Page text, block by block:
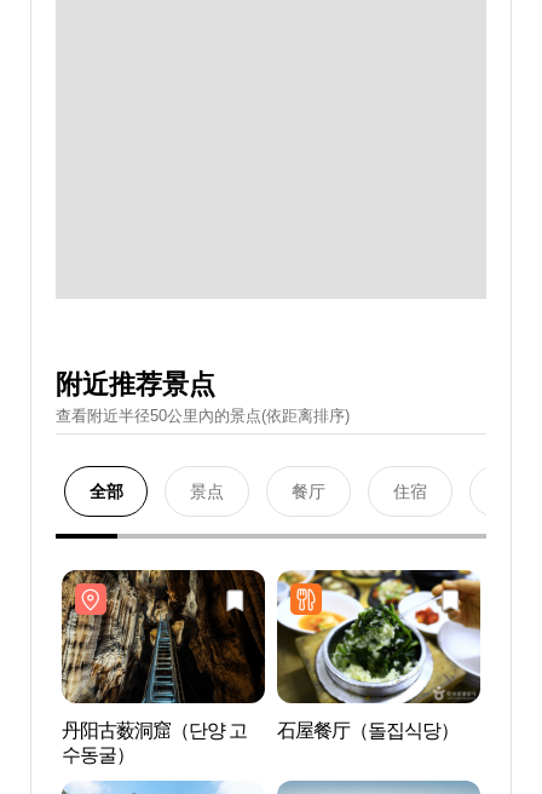
附近推荐景点
查看附近半径50公里內的景点(依距离排序)
全部 景点 餐厅 住宿
丹阳古薮洞窟（단양 고
수동굴）
石屋餐厅（돌집식당）